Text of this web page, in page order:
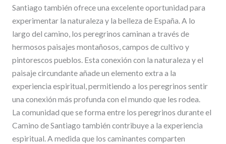
Santiago también ofrece una excelente oportunidad para
experimentar la naturaleza y la belleza de España. A lo
largo del camino, los peregrinos caminan a través de
hermosos paisajes montañosos, campos de cultivo y
pintorescos pueblos. Esta conexión con la naturaleza y el
paisaje circundante añade un elemento extra a la
experiencia espiritual, permitiendo a los peregrinos sentir
una conexión más profunda con el mundo que les rodea.
La comunidad que se forma entre los peregrinos durante el
Camino de Santiago también contribuye a la experiencia
espiritual. A medida que los caminantes comparten